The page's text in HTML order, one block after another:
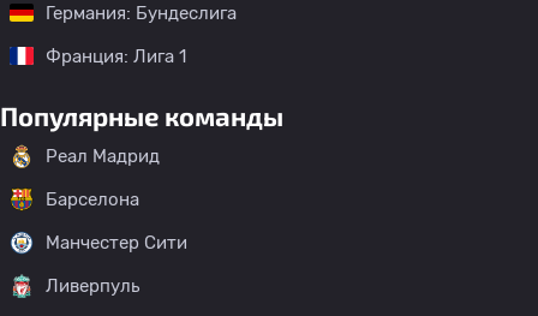
Германия: Бундеслига
Франция: Лига 1
Популярные команды
Реал Мадрид
Барселона
Манчестер Сити
Ливерпуль